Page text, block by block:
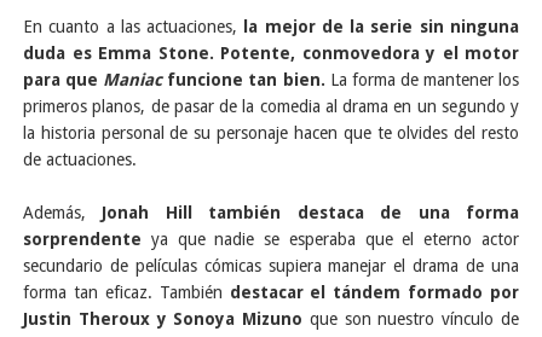
En cuanto a las actuaciones,
la mejor de la serie sin ninguna
duda es Emma Stone. Potente, conmovedora y el motor
para que Maniacfuncione tan bien. La forma de mantener los
primeros planos, de pasar de la comedia al drama en un segundo y
la historia personal de su personaje hacen que te olvides del resto
de actuaciones.
Además, Jonah Hill también destaca de una forma
sorprendente ya que nadie se esperaba que el eterno actor
secundario de películas cómicas supiera manejar el drama de una
forma tan eficaz. También destacar el tándem formado por
Justin Theroux y Sonoya Mizuno que son nuestro vínculo de